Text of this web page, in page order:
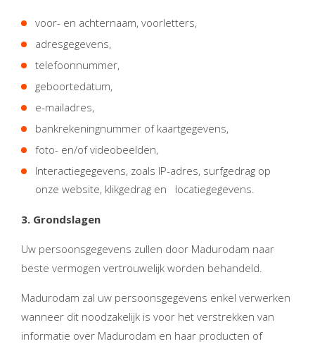
voor- en achternaam, voorletters,
adresgegevens,
telefoonnummer,
geboortedatum,
e-mailadres,
bankrekeningnummer of kaartgegevens,
foto- en/of videobeelden,
Interactiegegevens, zoals IP-adres, surfgedrag op
onze website, klikgedrag en locatiegegevens.
3. Grondslagen
Uw persoonsgegevens zullen door Madurodam naar
beste vermogen vertrouwelijk worden behandeld.
Madurodam zal uw persoonsgegevens enkel verwerken
wanneer dit noodzakelijk is voor het verstrekken van
informatie over Madurodam en haar producten of